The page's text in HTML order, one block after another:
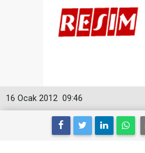
09:46
16 Ocak 2012